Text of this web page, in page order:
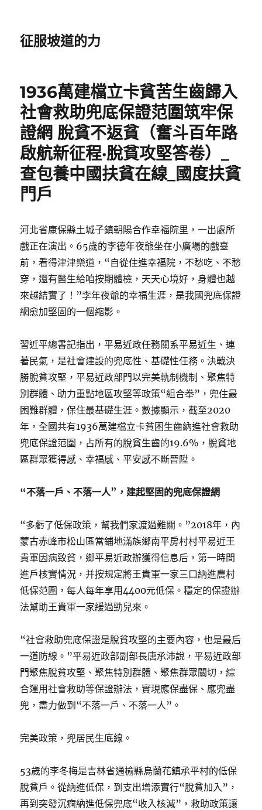
征服坡道的力
1936萬建檔立卡貧苦生齒歸入
社會救助兜底保證范圍筑牢保
證網 脫貧不返貧（奮斗百年路
啟航新征程·脫貧攻堅答卷）_
查包養中國扶貧在線_國度扶貧
門戶
河北省康保縣土城子鎮朝陽合作幸福院里，一出處所
戲正在演出。65歲的李德年夜爺坐在小廣場的戲臺
前，看得津津樂道，“自從住進幸福院，不愁吃、不愁
穿，還有醫生給咱按期體檢，天天心境好，身體也越
來越結實了！”李年夜爺的幸福生涯，是我國兜底保證
網愈加堅固的一個縮影。
習近平總書記指出，平易近政任務關系平易近生、連
著民氣，是社會建設的兜底性、基礎性任務。決戰決
勝脫貧攻堅，平易近政部門以完美軌制機制、聚焦特
別群體、助力重點地區攻堅等政策“組合拳”，兜住最
困難群體，保住最基礎生涯。數據顯示，截至2020
年，全國共有1936萬建檔立卡貧困生齒納進社會救助
兜底保證范圍，占所有的脫貧生齒的19.6%，脫貧地
區群眾獲得感、幸福感、平安感不斷晉陞。
“不落一戶、不落一人”，建起堅固的兜底保證網
“多虧了低保政策，幫我們家渡過難關。”2018年，內
蒙古赤峰市松山區當鋪地滿族鄉南平房村村平易近王
貴軍因病致貧，鄉平易近政辦獲得信息后，第一時間
進戶核實情況，并按規定將王貴軍一家三口納進農村
低保范圍，每人每年享用4400元低保。穩定的保證辦
法幫助王貴軍一家緩過勁兒來。
“社會救助兜底保證是脫貧攻堅的主要內容，也是最后
一道防線。”平易近政部副部長唐承沛說，平易近政部
門聚焦脫貧攻堅、聚焦特別群體、聚焦群眾關切，綜
合運用社會救助等保證辦法，實現應保盡保、應兜盡
兜，盡力做到“不落一戶、不落一人”。
完美政策，兜居民生底線。
53歲的李冬梅是吉林省通榆縣烏蘭花鎮承平村的低保
脫貧戶。從納進低保，到支出增添實行“脫貧加入”，
再到突發沉痾納進低保兜底“收入核減”，救助政策讓